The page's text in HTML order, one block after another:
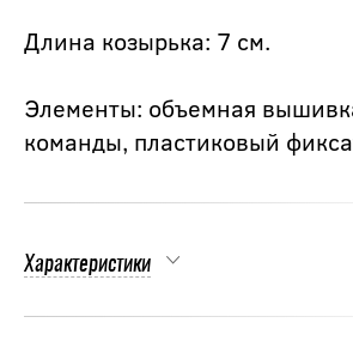
Длина козырька: 7 см.
Элементы: объемная
команды, пластиковый
Характеристики